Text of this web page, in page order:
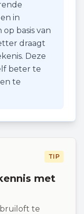
in
basis van
draagt
Deze
beter te
te
TIP
met
te